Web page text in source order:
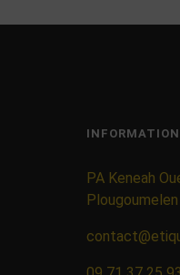
PA Keneah
Plougoumelen